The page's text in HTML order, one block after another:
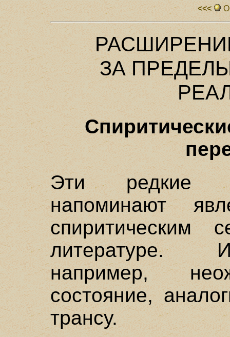
<<<
ЗА
Эти редкие
напоминают
спиритическим
литературе.
например,
состояние,
трансу.